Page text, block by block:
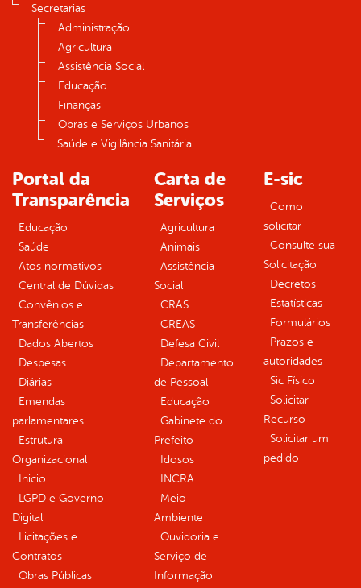
Secretarias
Administração
Agricultura
Assistência Social
Educação
Finanças
Obras e Serviços Urbanos
Saúde e Vigilância Sanitária
Portal da
Transparência
Educação
Saúde
Atos normativos
Central de Dúvidas
Convênios e
Transferências
Dados Abertos
Despesas
Diárias
Emendas
parlamentares
Estrutura
Organizacional
Inicio
LGPD e Governo
Digital
Licitações e
Contratos
Obras Públicas
Carta de
Serviços
Agricultura
Animais
Assistência
Social
CRAS
CREAS
Defesa Civil
Departamento
de Pessoal
Educação
Gabinete do
Prefeito
Idosos
INCRA
Meio
Ambiente
Ouvidoria e
Serviço de
Informação
E-sic
Como
solicitar
Consulte sua
Solicitação
Decretos
Estatísticas
Formulários
Prazos e
autoridades
Sic Físico
Solicitar
Recurso
Solicitar um
pedido